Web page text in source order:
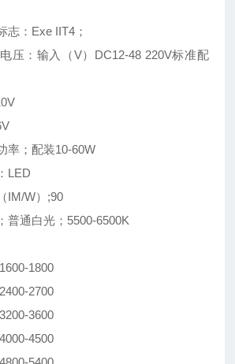
志：Exe IIT4；
压：输入（V）DC12-48 220V标准配
率；配装10-60W
LED
IM/W）;90
普通白光；5500-6500K
1800
2700
3600
4500